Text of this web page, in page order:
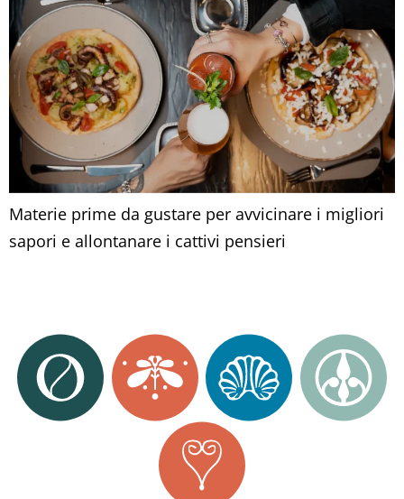
Materie prime da gustare per avvicinare i migliori
sapori e allontanare i cattivi pensieri